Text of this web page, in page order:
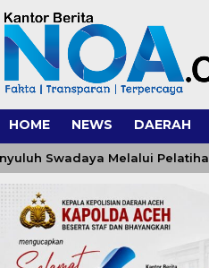
HOME NEWS DAERAH
Melalui Pelatihan Uji